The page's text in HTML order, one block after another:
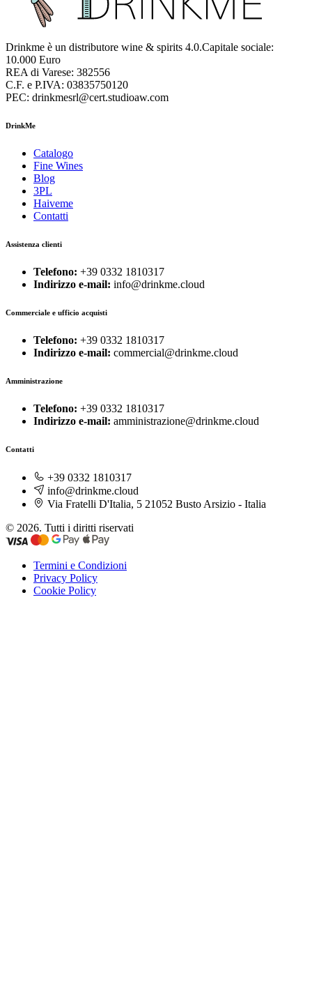
Drinkme è un distributore wine & spirits 4.0.Capitale sociale:
10.000 Euro
REA di Varese: 382556
C.F. e P.IVA: 03835750120
PEC: drinkmesrl@cert.studioaw.com
DrinkMe
Catalogo
Fine Wines
Blog
3PL
Haiveme
Contatti
Assistenza clienti
Telefono: +39 0332 1810317
Indirizzo e-mail: info@drinkme.cloud
Commerciale e ufficio acquisti
Telefono: +39 0332 1810317
Indirizzo e-mail: commercial@drinkme.cloud
Amministrazione
Telefono: +39 0332 1810317
Indirizzo e-mail: amministrazione@drinkme.cloud
Contatti
+39 0332 1810317
info@drinkme.cloud
Via Fratelli D'Italia, 5 21052 Busto Arsizio - Italia
© 2026. Tutti i diritti riservati
Termini e Condizioni
Privacy Policy
Cookie Policy